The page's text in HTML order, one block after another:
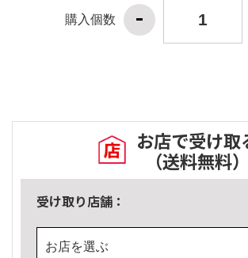
購入個数
お店で受け取
（送料無料）
受け取り店舗：
お店を選ぶ